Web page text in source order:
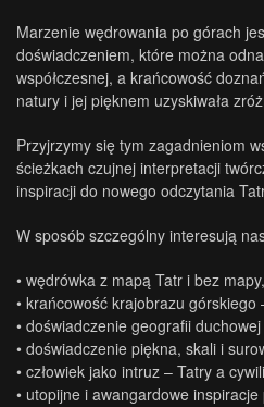
Marzenie wędrowania po górach
doświadczeniem, które można
współczesnej, a krańcowość
natury i jej pięknem uzyskiwała
Przyjrzymy się tym zagadnieniom
ścieżkach czujnej interpretacji
inspiracji do nowego odczytania
W sposób szczególny interesują
• wędrówka z mapą Tatr i bez mapy,
• krańcowość krajobrazu górskiego
• doświadczenie geografii
• doświadczenie piękna, skali i
• człowiek jako intruz – Tatry a
• utopijne i awangardowe